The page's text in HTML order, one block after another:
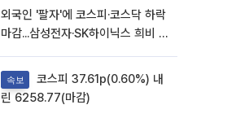
외국인 '팔자'에 코스피·코스닥 하락
마감...삼성전자·SK하이닉스 희비 갈
속보
린 6258.77(마감)